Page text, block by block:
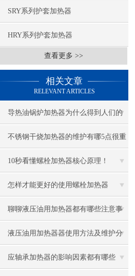
SRY系列护套加热器
HRY系列护套加热器
查看更多 >>
相关文章
RELEVANT ARTICLES
导热油锅炉加热器为什么得到人们的
青睐
不锈钢干烧加热器的维护有哪5点很重
要
10秒看懂螺栓加热器核心原理！
怎样才能更好的使用螺栓加热器
聊聊液压油用加热器都有哪些注意事
项
液压油用加热器器使用方法及维护分
享给大家
应轴承加热器的影响因素都有哪些